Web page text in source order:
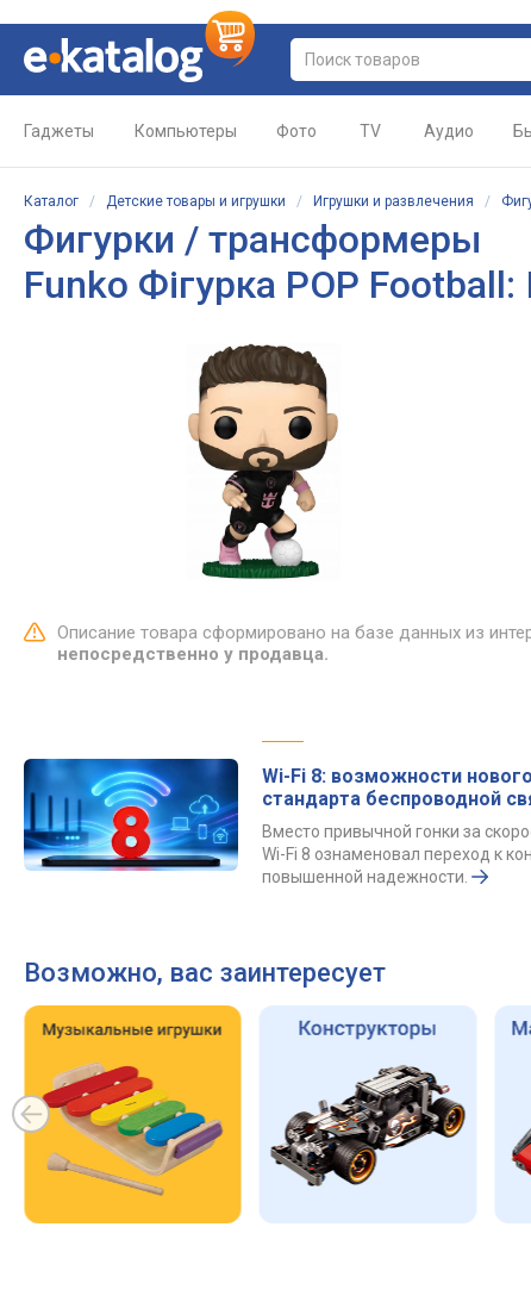
Гаджеты Компьютеры Фото TV Аудио
Каталог / Детские товары и игрушки / Игрушки и развлечения /
Фигурки / трансформеры
Funko Фігурка POP
Описание товара сформировано на базе данных из
непосредственно у продавца.
Wi-Fi 8: возможности нового
стандарта беспроводной
Вместо привычной гонки за
Wi-Fi 8 ознаменовал переход к
повышенной надежности.
Возможно, вас заинтересует